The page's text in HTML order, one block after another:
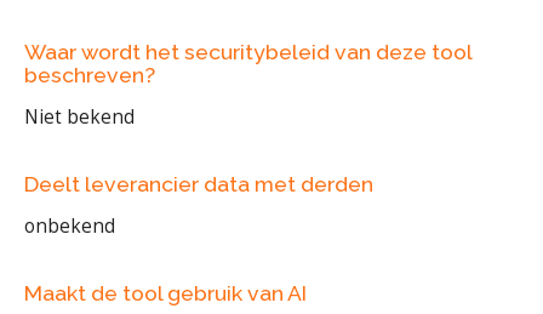
Waar wordt het securitybeleid van deze tool
beschreven?
Niet bekend
Deelt leverancier data met derden
onbekend
Maakt de tool gebruik van AI